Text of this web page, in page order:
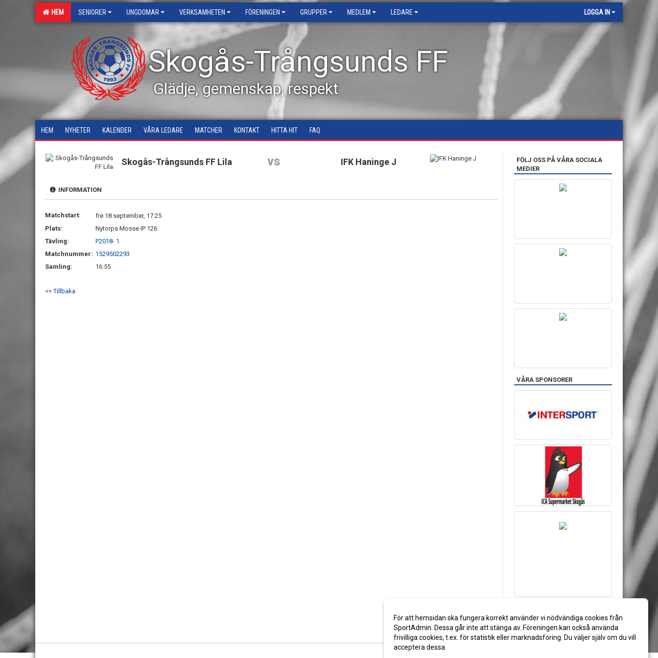
HEM SENIORER UNGDOMAR VERKSAMHETEN FÖRENINGEN GRUPPER MEDLEM LEDARE LOGGA IN
Skogås-Trångsunds FF
Glädje, gemenskap, respekt
HEM NYHETER KALENDER VÅRA LEDARE MATCHER KONTAKT HITTA HIT FAQ
Skogås-Trångsunds FF Lila vs IFK Haninge J
INFORMATION
Matchstart:
fre 18 september, 17:25
Plats:
Nytorps Mosse IP 126
Tävling:
P2018- 1
Matchnummer: 1529502293
Samling:
16:55
<< Tillbaka
FÖLJ OSS PÅ VÅRA SOCIALA
MEDIER
VÅRA SPONSORER
För att hemsidan ska fungera korrekt använder vi nödvändiga cookies från
SportAdmin. Dessa går inte att stänga av. Föreningen kan också använda
frivilliga cookies, t.ex. för statistik eller marknadsföring. Du väljer själv om du vill
acceptera dessa.